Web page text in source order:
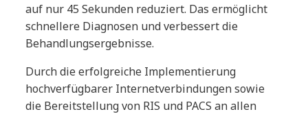
auf nur 45 Sekunden reduziert. Das ermöglicht
schnellere Diagnosen und verbessert die
Behandlungsergebnisse.
Durch die erfolgreiche Implementierung
hochverfügbarer Internetverbindungen sowie
die Bereitstellung von RIS und PACS an allen